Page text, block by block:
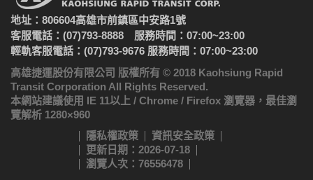
地址：806604高雄市前鎮區中安路1號
客服電話：(07)793-8888 服務時間：07:00~23:00
輕軌客服電話：(07)793-9676 服務時間：07:00~23:00
高雄捷運股份有限公司 版權所有 © 2018 Kaohsiung Rapid
Transit Corporation All Rights Reserved.
本網站建議使用 IE 11以上 / Chrome / Firefox 瀏覽器，最佳瀏
覽解析 1280×960
隱私權政策
資訊安全政策
更新日期：2026-07-18
瀏覽人次：76556478